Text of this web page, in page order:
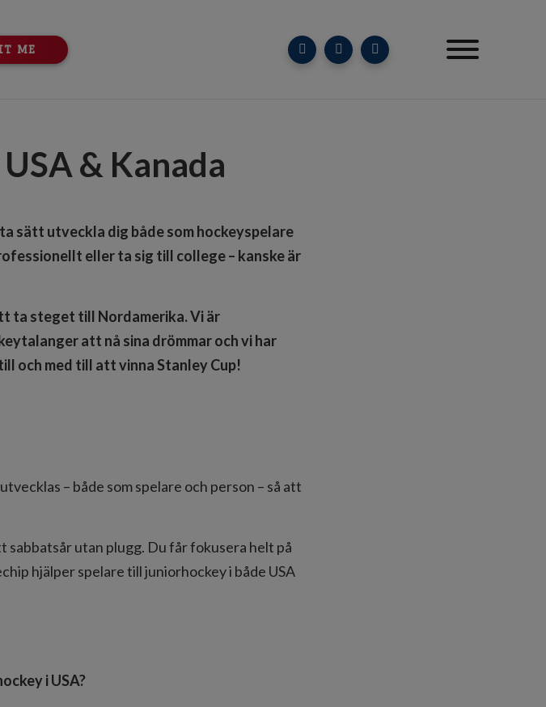
ME
& Kanada
sätt utveckla dig både som hockeyspelare
eller ta sig till college – kanske är
ta steget till Nordamerika. Vi är
att nå sina drömmar och vihar
och med till att vinna Stanley Cup!
– både som spelare och person – så att
utan plugg. Du får fokusera helt på
hjälper spelare till juniorhockey i både USA
i USA?